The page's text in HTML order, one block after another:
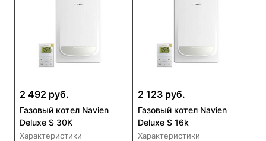
2 492 руб.
Газовый котел Navien
Deluxe S 30K
Характеристики
2 123 руб.
Газовый котел Navien
Deluxe S 16k
Характеристики